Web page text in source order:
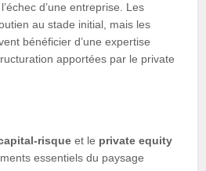
d’une entreprise. Les
au stade initial, mais les
bénéficier d’une expertise
apportées par le private
risque et le private equity
essentiels du paysage